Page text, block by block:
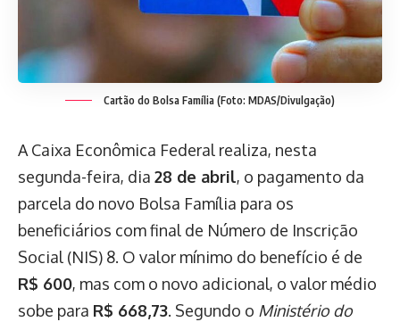
Cartão do Bolsa Família (Foto: MDAS/Divulgação)
A Caixa Econômica Federal realiza, nesta
segunda-feira, dia 28 de abril, o pagamento da
parcela do novo Bolsa Família para os
beneficiários com final de Número de Inscrição
Social (NIS) 8. O valor mínimo do benefício é de
R$ 600, mas com o novo adicional, o valor médio
sobe para R$ 668,73. Segundo o Ministério do